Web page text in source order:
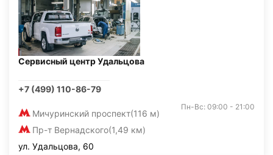
Сервисный центр Удальцова
+7 (499) 110-86-79
Мичуринский проспект(116 м)
Пр-т Вернадского(1,49 км)
Пн-Вс: 09:00 - 21:00
ул. Удальцова, 60